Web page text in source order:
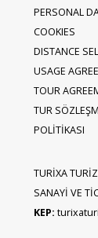
PERSONAL
COOKIES
DISTANCE
USAGE
TOUR
TUR
POLİTİKASI
TURİXA
SANAYİ VE
KEP: